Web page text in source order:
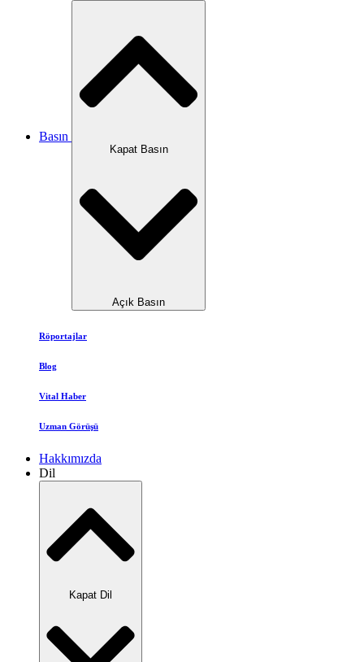
Basın
Kapat Basın
Açık Basın
Röportajlar
Blog
Vital Haber
Uzman Görüşü
Hakkımızda
Dil
Kapat Dil